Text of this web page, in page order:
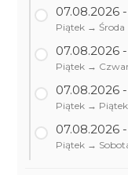
07.08.2026
Piątek → Środa
07.08.2026
Piątek →
07.08.2026
Piątek → Piątek
07.08.2026
Piątek →